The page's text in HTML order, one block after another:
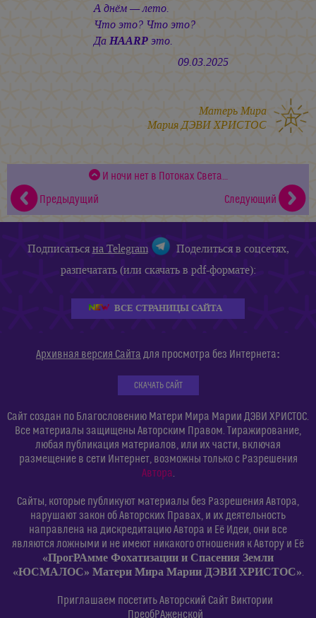
А днём — лето.
Что это? Что это?
ДаHAARPэто.
09.03.2025
Матерь Мира
Мария ДЭВИ ХРИСТОС
И ночи нет в Потоках Света…
Предыдущий
Следующий
Подписатьсяна Telegram
Поделиться в соцсетях,
разпечатать (или скачать в pdf-формате):
ВСЕ СТРАНИЦЫ САЙТА
Архивная версия Сайта для просмотра без Интернета:
СКАЧАТЬ САЙТ
Сайт создан по Благословению Матери Мира Марии ДЭВИ ХРИСТОС.
Все материалы защищены Авторским Правом. Тиражирование,
любая публикация материалов, или их части, включая
размещение в сети Интернет, возможны только с Разрешения
Автора.
Сайты, которые публикуют материалы без Разрешения Автора,
нарушают закон об Авторских Правах, и их деятельность
направлена на дискредитацию Автора и Её Идеи, они все
являются ложными и не имеют никакого отношения к Автору и Её
«ПрогРАмме Фохатизации и Спасения Земли
«ЮСМАЛОС» Матери Мира Марии ДЭВИ ХРИСТОС».
Приглашаем посетить Авторский Сайт Виктории
ПреобРАженской